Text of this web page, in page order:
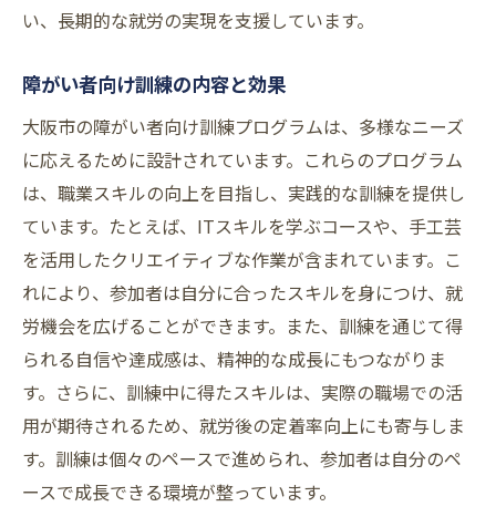
い、長期的な就労の実現を支援しています。
障がい者向け訓練の内容と効果
大阪市の障がい者向け訓練プログラムは、多様なニーズ
に応えるために設計されています。これらのプログラム
は、職業スキルの向上を目指し、実践的な訓練を提供し
ています。たとえば、ITスキルを学ぶコースや、手工芸
を活用したクリエイティブな作業が含まれています。こ
れにより、参加者は自分に合ったスキルを身につけ、就
労機会を広げることができます。また、訓練を通じて得
られる自信や達成感は、精神的な成長にもつながりま
す。さらに、訓練中に得たスキルは、実際の職場での活
用が期待されるため、就労後の定着率向上にも寄与しま
す。訓練は個々のペースで進められ、参加者は自分のペ
ースで成長できる環境が整っています。